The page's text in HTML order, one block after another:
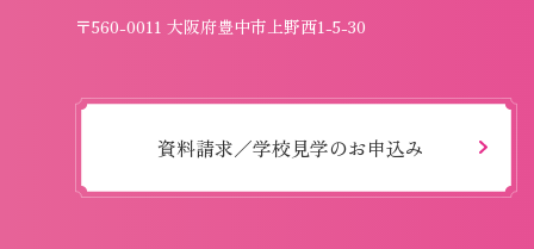
〒560-0011 大阪府豊中市上野西1-5-30
資料請求／学校見学のお申込み